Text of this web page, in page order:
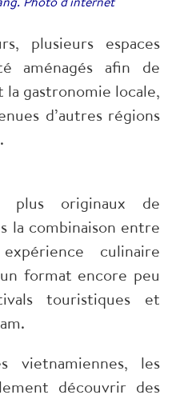
plusieurs espaces
aménagés afin de
gastronomie locale,
d’autres régions
plus originaux de
la combinaison entre
culinaire
format encore peu
touristiques et
vietnamiennes, les
découvrir des